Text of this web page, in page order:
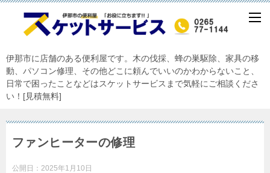
伊那市に店舗のある便利屋です。木の伐採、蜂の巣駆除、家具の移
動、パソコン修理、その他どこに頼んでいいのかわからないこと、
日常で困ったことなどはスケットサービスまで気軽にご相談くださ
い！[見積無料]
ファンヒーターの修理
公開日： 2025年1月10日